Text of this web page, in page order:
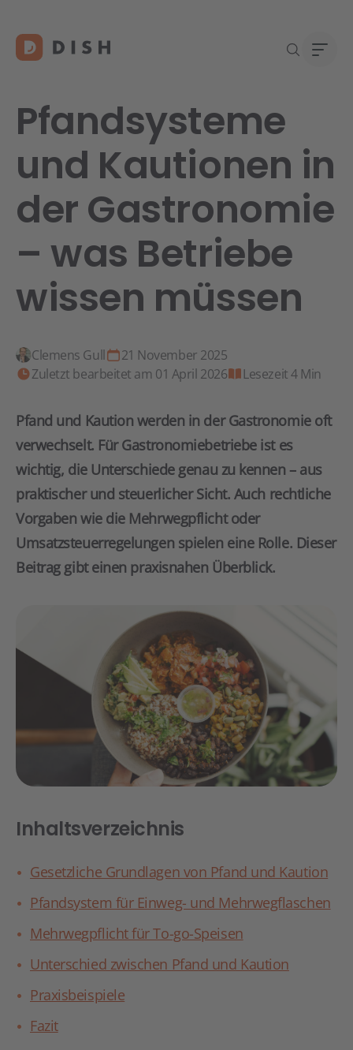
Neu
Über
Pfandsysteme
und Kautionen in
der Gastronomie
– was Betriebe
wissen müssen
Clemens Gull
21 November 2025
Zuletzt bearbeitet am 01 April 2026
Lesezeit 4 Min
Pfand und Kaution werden in der Gastronomie oft
verwechselt. Für Gastronomiebetriebe ist es
wichtig, die Unterschiede genau zu kennen – aus
praktischer und steuerlicher Sicht. Auch rechtliche
Vorgaben wie die Mehrwegpflicht oder
Umsatzsteuerregelungen spielen eine Rolle. Dieser
Beitrag gibt einen praxisnahen Überblick.
Inhaltsverzeichnis
Gesetzliche Grundlagen von Pfand und Kaution
Pfandsystem für Einweg- und Mehrwegflaschen
Mehrwegpflicht für To-go-Speisen
Unterschied zwischen Pfand und Kaution
Praxisbeispiele
Fazit